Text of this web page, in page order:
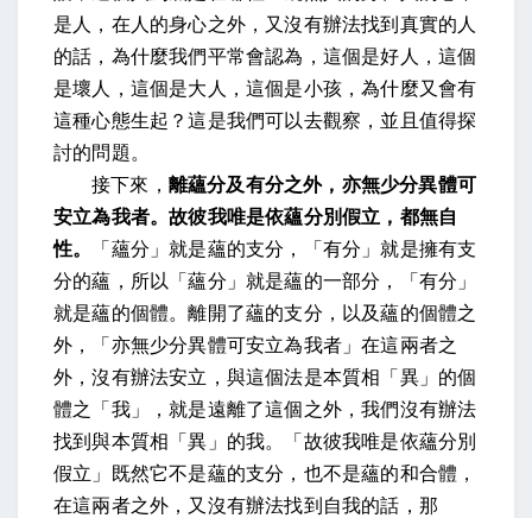
是人，在人的身心之外，又沒有辦法找到真實的人
的話，為什麼我們平常會認為，這個是好人，這個
是壞人，這個是大人，這個是小孩，為什麼又會有
這種心態生起？這是我們可以去觀察，並且值得探
討的問題。
接下來， 離蘊分及有分之外，亦無少分異體可
安立為我者。故彼我唯是依蘊分別假立，都無自
性。
「蘊分」就是蘊的支分，「有分」就是擁有支
分的蘊，所以「蘊分」就是蘊的一部分，「有分」
就是蘊的個體。離開了蘊的支分，以及蘊的個體之
外，「亦無少分異體可安立為我者」在這兩者之
外，沒有辦法安立，與這個法是本質相「異」的個
體之「我」，就是遠離了這個之外，我們沒有辦法
找到與本質相「異」的我。「故彼我唯是依蘊分別
假立」既然它不是蘊的支分，也不是蘊的和合體，
在這兩者之外，又沒有辦法找到自我的話，那